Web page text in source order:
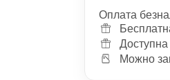
Оплата
Доступна
Можно